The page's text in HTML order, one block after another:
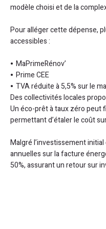
modèle choisi et de la
Pour alléger cette dépense,
accessibles :
MaPrimeRénov’
Prime CEE
TVA réduite à 5,5% sur le
Des collectivités locales
Un éco-prêt à taux zéro peut
permettant d’étaler le coût
Malgré l’investissement
annuelles sur la facture
50%, assurant un retour sur